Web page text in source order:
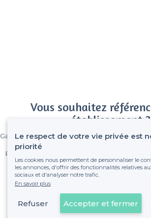
Vous souhaitez
établissement ?
Gagnez de nombreux clients parmi le million
Pas de commissions et sans engagement,
fixe sans risque de voir déraper la
Référencer mon
Déjà client
Le respect de votre vie privée est
priorité
Les cookies nous permettent de personnaliser le
les annonces, d'offrir des fonctionnalités relatives
sociaux et d'analyser notre trafic.
En savoir plus
Refuser Accepter et fermer